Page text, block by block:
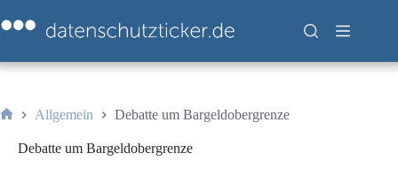
Inhalt
springen
Allgemein Debatte um Bargeldobergrenze
Debatte um Bargeldobergrenze